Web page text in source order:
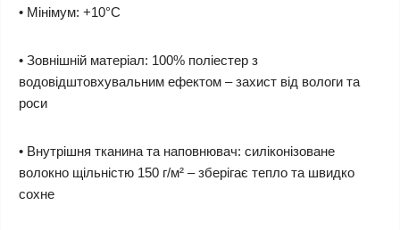
• Мінімум: +10°C
• Зовнішній матеріал: 100% поліестер з
водовідштовхувальним ефектом – захист від вологи та
роси
• Внутрішня тканина та наповнювач: силіконізоване
волокно щільністю 150 г/м² – зберігає тепло та швидко
сохне